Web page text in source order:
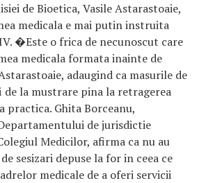
de Bioetica, Vasile Astarastoaie,
medicala e mai putin instruita
�Este o frica de necunoscut care
medicala formata inainte de
adaugind ca masurile de
la mustrare pina la retragerea
practica. Ghita Borceanu,
de jurisdictie
Medicilor, afirma ca nu au
sesizari depuse la for in ceea ce
medicale de a oferi servicii